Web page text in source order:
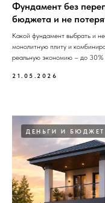
Фундамент без
бюджета и не
Какой фундамент выбрать и
монолитную плиту и
реальную экономию – до
21.05.2026
ДЕНЬГИ И БЮДЖЕТ